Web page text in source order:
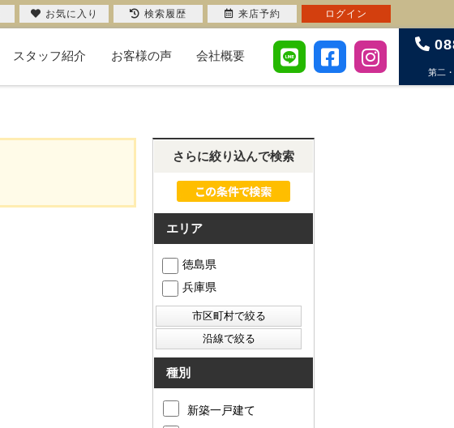
スタッフ紹介 お客様の声 会社概要
第二
さらに絞り込んで検索
エリア
徳島県
兵庫県
種別
新築一戸建て
お気に入り 検索履歴 来店予約 ログイン